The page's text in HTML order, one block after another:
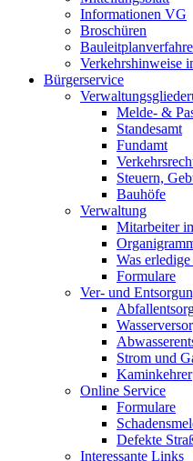
Informationen VG
Broschüren
Verkehrshinweise
Bürgerservice
Melde- &
Standesamt
Fundamt
Steuern,
Bauhöfe
Verwaltung
Mitarbeiter
Was
Formulare
Ver- und
Strom und
Kaminkehrer
Online Service
Formulare
Defekte
Interessante Links